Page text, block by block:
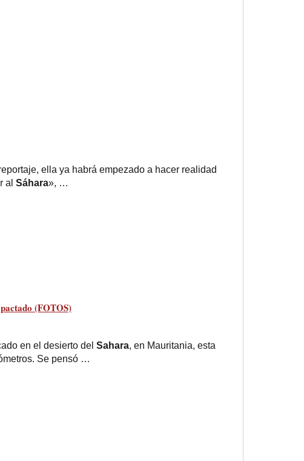
ella ya habrá empezado a hacer realidad
al Sáhara», …
(FOTOS)
en el desierto del Sahara, en Mauritania, esta
Se pensó …